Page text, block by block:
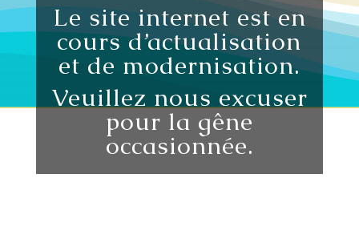
Le site internet est en
cours d’actualisation
et de modernisation.
Veuillez nous excuser
pour la gêne
occasionnée.